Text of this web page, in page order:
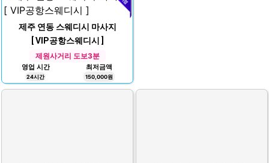
제주 연동 스웨디시 마사지
[ VIP공항스웨디시 ]
제원사거리 도보3분
영업 시간
24시간
최저금액
150,000원